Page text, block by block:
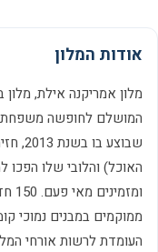
אודות המלון
מלון אמריקנה אילת,
המושלם לחופשה
האוכל) והלובי שלו הפכו
ממוקמים במבנים נמוכי
העומדת לרשות אורחי